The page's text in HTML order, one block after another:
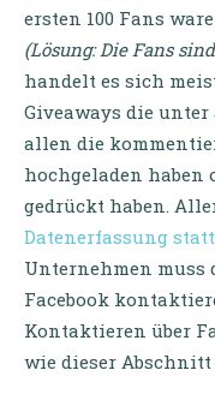
ersten 100 Fans
(Lösung: Die Fans
handelt es sich
Giveaways die
allen die
hochgeladen
gedrückt haben.
Datenerfassung
Unternehmen muss
Facebook
Kontaktieren über
wie dieser